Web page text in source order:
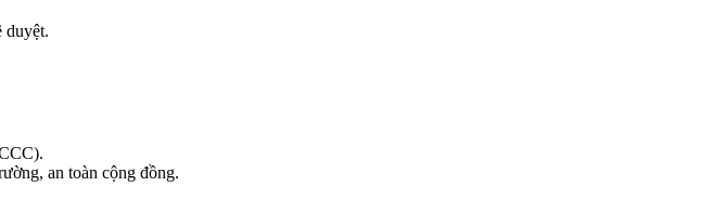
duyệt.
an toàn cộng đồng.